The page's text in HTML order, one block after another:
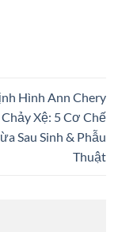
Hình Ann Chery
Xệ: 5 Cơ Chế
Sau Sinh & Phẫu
Thuật